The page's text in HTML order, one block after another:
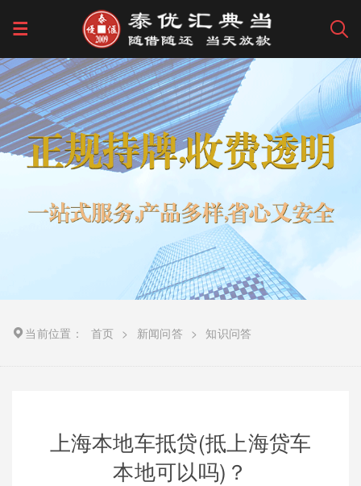
当前位置： 首页 > 新闻问答 > 知识问答
上海本地车抵贷(抵上海贷车
本地可以吗)？